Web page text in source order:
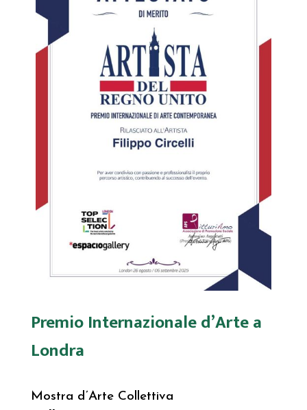
Premio Internazionale d’Arte a
Londra
Mostra d’Arte Collettiva